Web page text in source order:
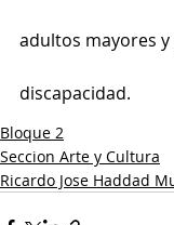
adultos mayores
discapacidad.
Bloque 2
Seccion Arte y Cultura
Ricardo Jose Haddad